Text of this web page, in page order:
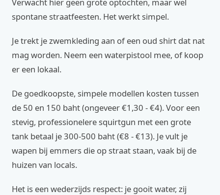
spontane straatfeesten. Het werkt simpel.
Je trekt je zwemkleding aan of een oud shirt dat nat
mag worden. Neem een waterpistool mee, of koop
er een lokaal.
De goedkoopste, simpele modellen kosten tussen
de 50 en 150 baht (ongeveer €1,30 - €4). Voor een
stevig, professionelere squirtgun met een grote
tank betaal je 300-500 baht (€8 - €13). Je vult je
wapen bij emmers die op straat staan, vaak bij de
huizen van locals.
Het is een wederzijds respect: je gooit water, zij